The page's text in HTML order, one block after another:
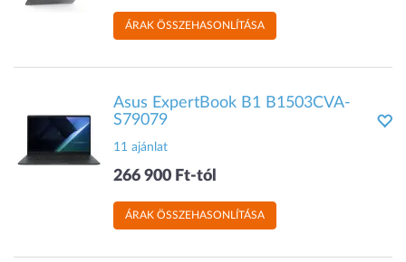
ÁRAK ÖSSZEHASONLÍTÁSA
Asus ExpertBook B1 B1503CVA-
S79079
11 ajánlat
266 900 Ft-tól
ÁRAK ÖSSZEHASONLÍTÁSA